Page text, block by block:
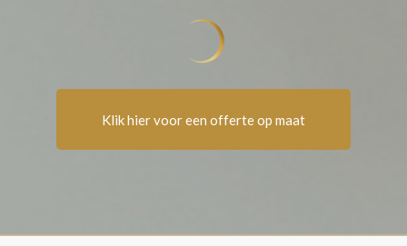
Klik hier voor een offerte op maat